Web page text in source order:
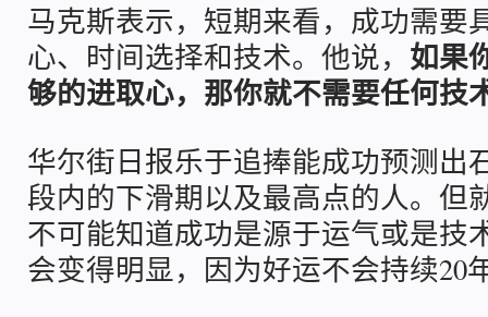
马克斯表示，短期来看，成功需要
心、时间选择和技术。他说， 如果
够的进取心，那你就不需要任何技
华尔街日报乐于追捧能成功预测出
段内的下滑期以及最高点的人。但
不可能知道成功是源于运气或是技
会变得明显，因为好运不会持续20